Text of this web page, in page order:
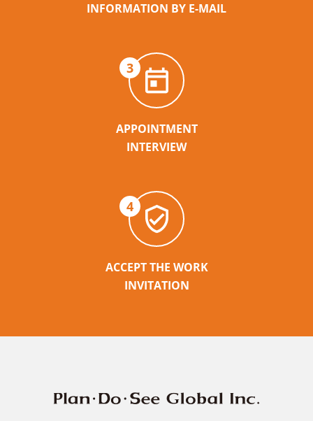
INFORMATION BY E-MAIL
3
APPOINTMENT
INTERVIEW
4
ACCEPT THE WORK
INVITATION